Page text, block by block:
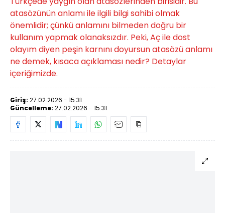
atasözünün anlamı ile ilgili bilgi sahibi olmak
önemlidir; çünkü anlamını bilmeden doğru bir
kullanım yapmak olanaksızdır. Peki, Aç ile dost
olayım diyen peşin karnını doyursun atasözü anlamı
ne demek, kısaca açıklaması nedir? Detaylar
içeriğimizde.
Giriş: 27.02.2026 - 15:31
Güncelleme: 27.02.2026 - 15:31